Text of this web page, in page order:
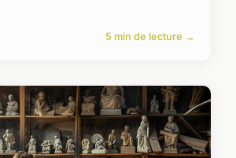
5 min de lecture →